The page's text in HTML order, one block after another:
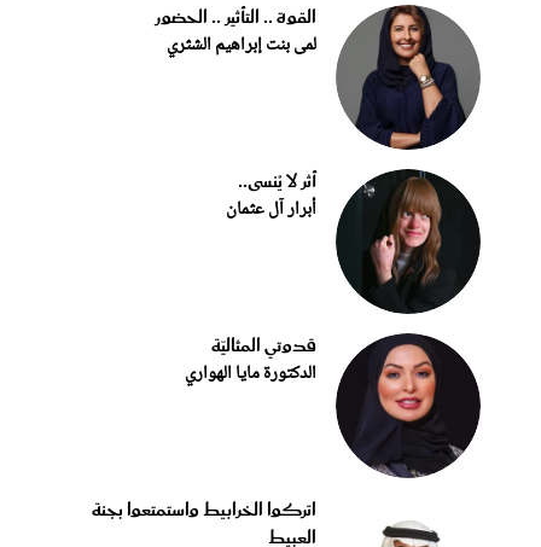
القوة .. التأثير .. الحضور
لمى بنت إبراهيم الشثري
أثر لا يُنسى..
أبرار آل عثمان
قدوتي المثاليّة
الدكتورة مايا الهواري
اتركوا الخرابيط واستمتعوا بجنة
العبيط